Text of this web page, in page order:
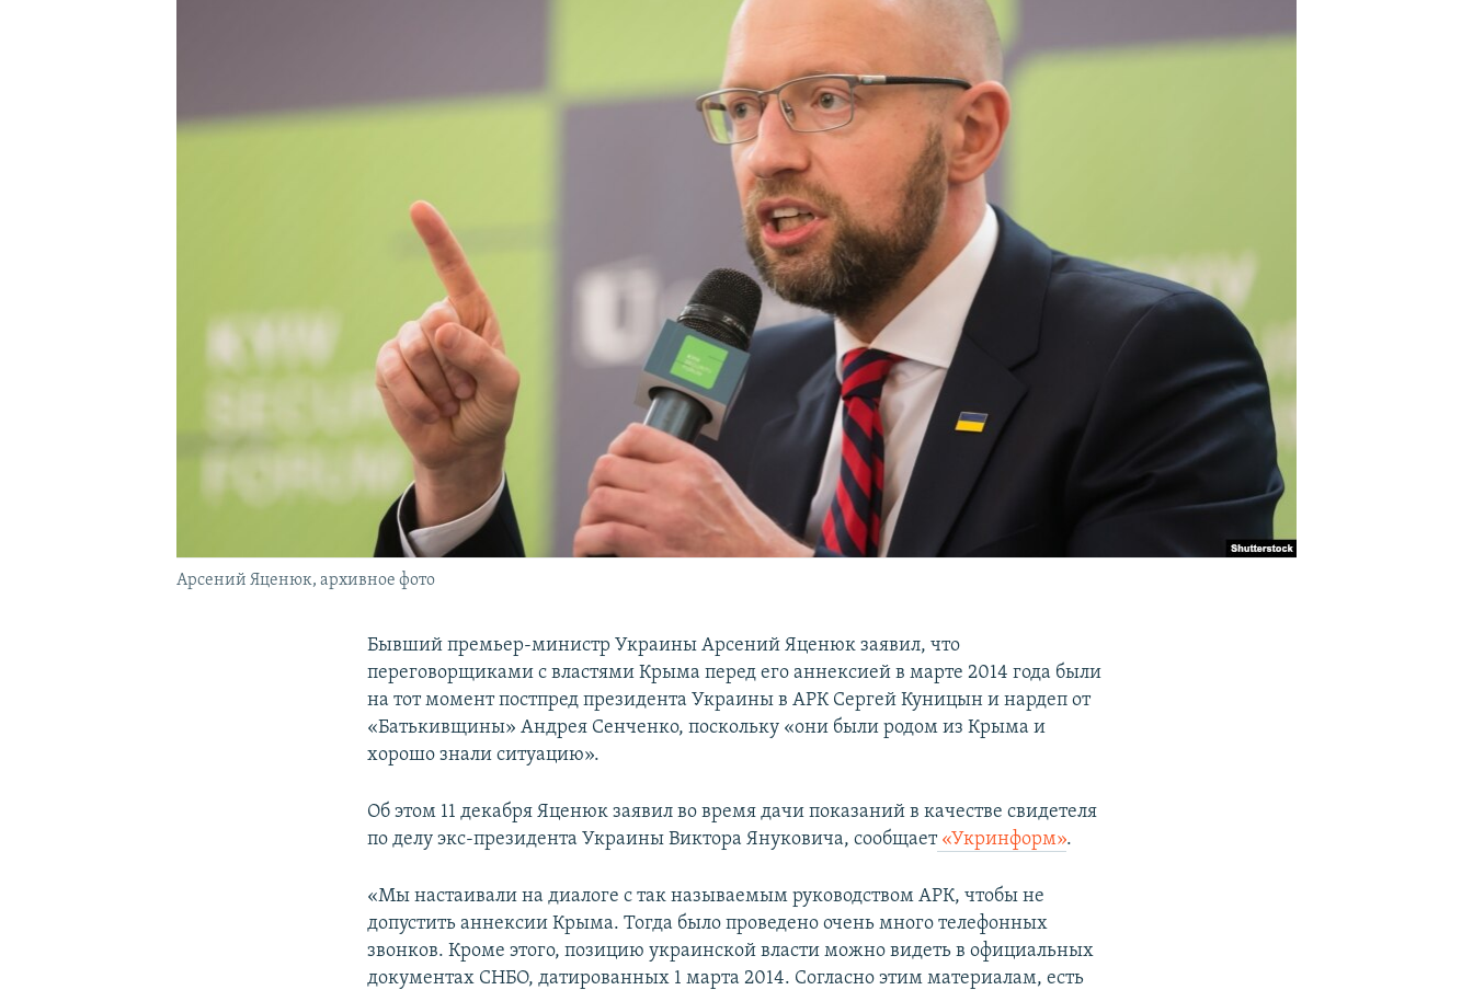
УКРАИНСКАЯ ПРОБЛЕМА КРЫМА
Арсений Яценюк, архивное фото
Бывший премьер-министр Украины Арсений Яценюк заявил, что
переговорщиками с властями Крыма перед его аннексией в марте 2014 года были
на тот момент постпред президента Украины в АРК Сергей Куницын и нардеп от
«Батькивщины» Андрея Сенченко, поскольку «они были родом из Крыма и
хорошо знали ситуацию».
Об этом 11 декабря Яценюк заявил во время дачи показаний в качестве свидетеля
по делу экс-президента Украины Виктора Януковича, сообщает«Укринформ».
«Мы настаивали на диалоге с так называемым руководством АРК, чтобы не
допустить аннексии Крыма. Тогда было проведено очень много телефонных
звонков. Кроме этого, позицию украинской власти можно видеть в официальных
документах СНБО, датированных 1 марта 2014. Согласно этим материалам, есть